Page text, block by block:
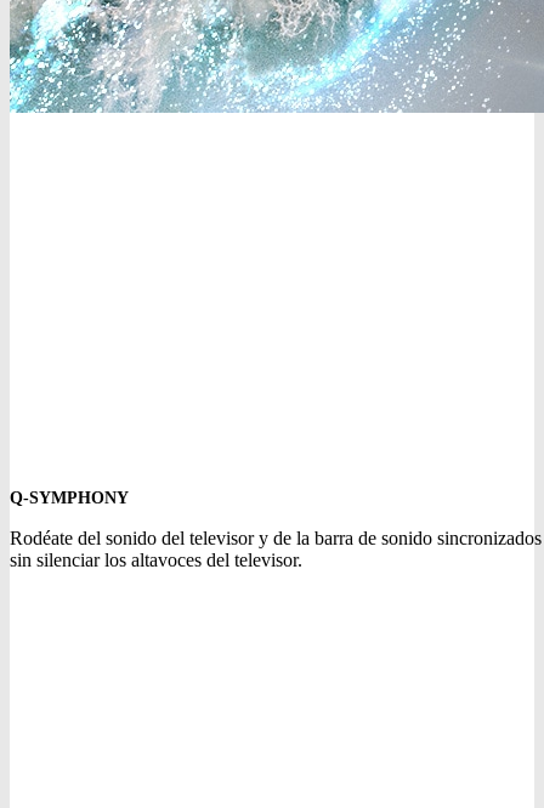
Q-SYMPHONY
Rodéate del sonido del televisor y de la barra de sonido
sin silenciar los altavoces del televisor.